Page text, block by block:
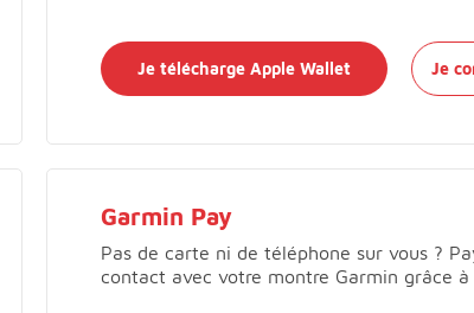
Je télécharge Apple Wallet Je
Garmin Pay
Pas de carte ni de téléphone sur vous ?
contact avec votre montre Garmin grâce à